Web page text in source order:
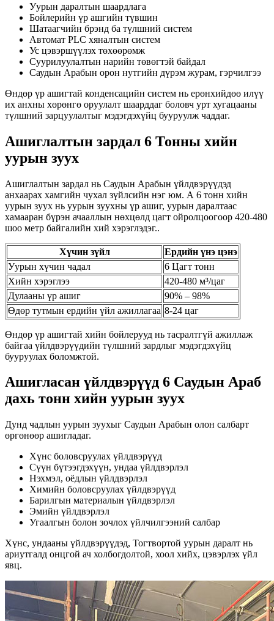
Уурын даралтын шаардлага
Бойлерийн үр ашгийн түвшин
Шатаагчийн брэнд ба түлшний систем
Автомат PLC хяналтын систем
Ус цэвэршүүлэх төхөөрөмж
Суурилуулалтын нарийн төвөгтэй байдал
Саудын Арабын орон нутгийн дүрэм журам, гэрчилгээ
Өндөр үр ашигтай конденсацийн систем нь ерөнхийдөө илүү
их анхны хөрөнгө оруулалт шаарддаг боловч урт хугацааны
түлшний зарцуулалтыг мэдэгдэхүйц бууруулж чаддаг.
Ашиглалтын зардал 6 Тонны хийн
уурын зуух
Ашиглалтын зардал нь Саудын Арабын үйлдвэрүүдэд
анхаарах хамгийн чухал зүйлсийн нэг юм. А 6 тонн хийн
уурын зуух нь уурын зуухны үр ашиг, уурын даралтаас
хамааран бүрэн ачааллын нөхцөлд цагт ойролцоогоор 420-480
шоо метр байгалийн хий хэрэглэдэг..
Хүчин зүйл
Ердийн үнэ цэнэ
Уурын хүчин чадал
6 Цагт тонн
Хийн хэрэглээ
420-480 м³/цаг
Дулааны үр ашиг
90% – 98%
Өдөр тутмын ердийн үйл ажиллагаа 8-24 цаг
Өндөр үр ашигтай хийн бойлерууд нь тасралтгүй ажиллаж
байгаа үйлдвэрүүдийн түлшний зардлыг мэдэгдэхүйц
бууруулах боломжтой.
Ашигласан үйлдвэрүүд 6 Саудын Араб
дахь тонн хийн уурын зуух
Дунд чадлын уурын зуухыг Саудын Арабын олон салбарт
өргөнөөр ашигладаг.
Хүнс боловсруулах үйлдвэрүүд
Сүүн бүтээгдэхүүн, ундаа үйлдвэрлэл
Нэхмэл, оёдлын үйлдвэрлэл
Химийн боловсруулах үйлдвэрүүд
Барилгын материалын үйлдвэрлэл
Эмийн үйлдвэрлэл
Угаалгын болон зочлох үйлчилгээний салбар
Хүнс, ундааны үйлдвэрүүдэд, Тогтвортой уурын даралт нь
ариутгалд онцгой ач холбогдолтой, хоол хийх, цэвэрлэх үйл
явц.